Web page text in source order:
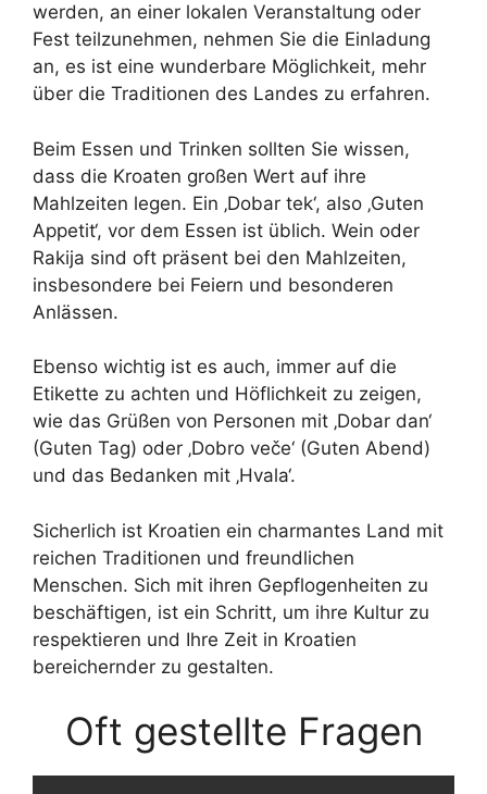
werden, an einer lokalen Veranstaltung oder
Fest teilzunehmen, nehmen Sie die Einladung
an, es ist eine wunderbare Möglichkeit, mehr
über die Traditionen des Landes zu erfahren.
Beim Essen und Trinken sollten Sie wissen,
dass die Kroaten großen Wert auf ihre
Mahlzeiten legen. Ein ‚Dobar tek‘, also ‚Guten
Appetit‘, vor dem Essen ist üblich. Wein oder
Rakija sind oft präsent bei den Mahlzeiten,
insbesondere bei Feiern und besonderen
Anlässen.
Ebenso wichtig ist es auch, immer auf die
Etikette zu achten und Höflichkeit zu zeigen,
wie das Grüßen von Personen mit ‚Dobar dan‘
(Guten Tag) oder ‚Dobro veče‘ (Guten Abend)
und das Bedanken mit ‚Hvala‘.
Sicherlich ist Kroatien ein charmantes Land mit
reichen Traditionen und freundlichen
Menschen. Sich mit ihren Gepflogenheiten zu
beschäftigen, ist ein Schritt, um ihre Kultur zu
respektieren und Ihre Zeit in Kroatien
bereichernder zu gestalten.
Oft gestellte Fragen